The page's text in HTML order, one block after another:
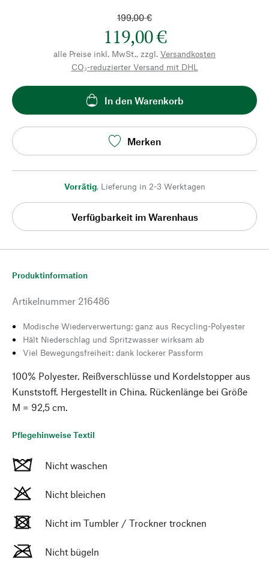
199,00 €
119,00 €
alle Preise inkl. MwSt., zzgl. Versandkosten
CO₂-reduzierter Versand mit DHL
In den Warenkorb
Merken
Vorrätig, Lieferung in 2-3 Werktagen
Verfügbarkeit im Warenhaus
Produktinformation
Artikelnummer 216486
Modische Wiederverwertung: ganz aus Recycling-Polyester
Hält Niederschlag und Spritzwasser wirksam ab
Viel Bewegungsfreiheit: dank lockerer Passform
100% Polyester. Reißverschlüsse und Kordelstopper aus
Kunststoff. Hergestellt in China. Rückenlänge bei Größe
M = 92,5 cm.
Pflegehinweise Textil
Nicht waschen
Nicht bleichen
Nicht im Tumbler / Trockner trocknen
Nicht bügeln